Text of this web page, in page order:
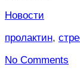
Новости
пролактин,
No Comments